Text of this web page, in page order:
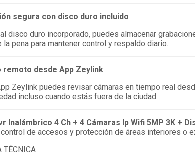
segura con disco duro incluido
disco duro incorporado, puedes almacenar
la pena para mantener control y respaldo diario.
remoto desde App Zeylink
Zeylink puedes revisar cámaras en tiempo real
incluso cuando estás fuera de la ciudad.
Inalámbrico 4 Ch + 4 Cámaras Ip Wifi 5MP 3K +
de accesos y protección de áreas interiores o